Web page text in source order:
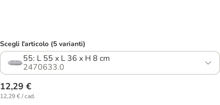
Scegli l'articolo (5 varianti)
55: L 55 x L 36 x H 8 cm
2470633.0
12,29 €
12,29 € / cad.